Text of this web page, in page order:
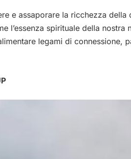
e assaporare la ricchezza della
l’essenza spirituale della nostra
legami di connessione,